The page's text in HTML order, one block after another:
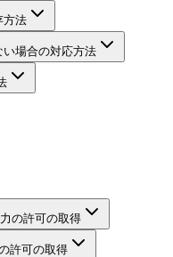
方法
場合の対応方法
の許可の取得
許可の取得